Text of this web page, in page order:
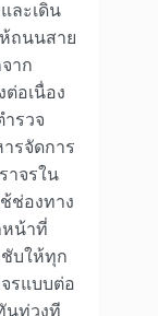
ละเดิน
ถนนสาย
าก
อเนื่อง
รวจ
รจัดการ
าจรใน
ช่องทาง
หน้าที่
ชับให้ทุก
รแบบต่อ
นท่วงที